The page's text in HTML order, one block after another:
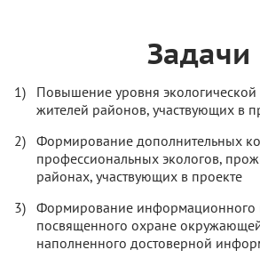
Задачи
Повышение уровня экологической
жителей районов, участвующих в
Формирование дополнительных
профессиональных экологов,
районах, участвующих в проекте
Формирование информационного
посвященного охране
наполненного достоверной